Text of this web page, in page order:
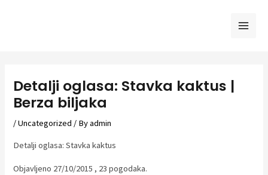
Detalji oglasa: Stavka kaktus |
Berza biljaka
/Uncategorized / Byadmin
Detalji oglasa: Stavka kaktus
Objavljeno 27/10/2015 , 23 pogodaka.